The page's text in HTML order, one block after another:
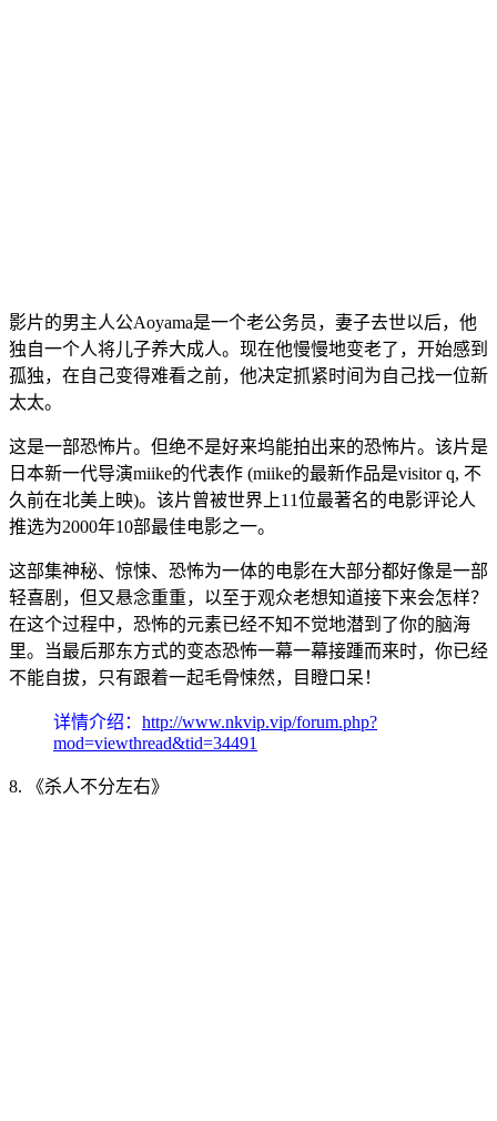
影片的男主人公Aoyama是一个老公务员，妻子去世以后，他
独自一个人将儿子养大成人。现在他慢慢地变老了，开始感到
孤独，在自己变得难看之前，他决定抓紧时间为自己找一位新
太太。
这是一部恐怖片。但绝不是好来坞能拍出来的恐怖片。该片是
日本新一代导演miike的代表作 (miike的最新作品是visitor q, 不
久前在北美上映)。该片曾被世界上11位最著名的电影评论人
推选为2000年10部最佳电影之一。
这部集神秘、惊悚、恐怖为一体的电影在大部分都好像是一部
轻喜剧，但又悬念重重，以至于观众老想知道接下来会怎样？
在这个过程中，恐怖的元素已经不知不觉地潜到了你的脑海
里。当最后那东方式的变态恐怖一幕一幕接踵而来时，你已经
不能自拔，只有跟着一起毛骨悚然，目瞪口呆！
详情介绍： http://www.nkvip.vip/forum.php?
mod=viewthread&tid=34491
8. 《杀人不分左右》